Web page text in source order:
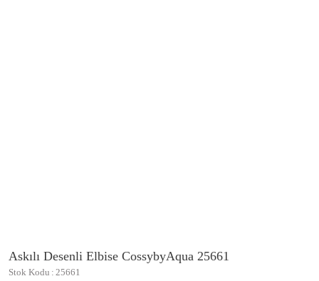
Askılı Desenli Elbise CossybyAqua 25661
Stok Kodu 25661